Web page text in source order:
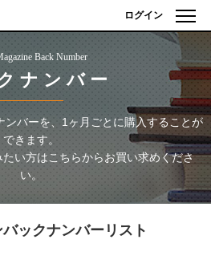
ログイン
Back Number
ナンバー
ンバーを、1ヶ月ごとに購入することが
できます。
い方はこちらからお買い求めくださ
い。
バックナンバーリスト